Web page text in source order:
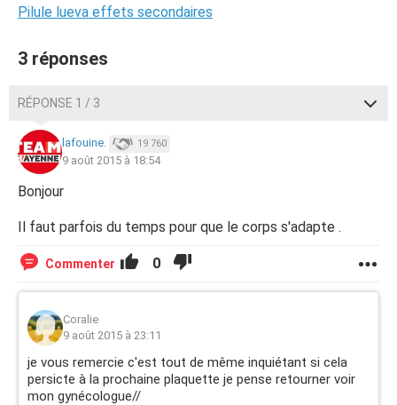
Pilule lueva effets secondaires
3 réponses
RÉPONSE 1 / 3
lafouine. 19 760
9 août 2015 à 18:54
Bonjour
Il faut parfois du temps pour que le corps s'adapte .
Commenter 0
Coralie
9 août 2015 à 23:11
je vous remercie c'est tout de même inquiétant si cela
persicte à la prochaine plaquette je pense retourner voir
mon gynécologue//